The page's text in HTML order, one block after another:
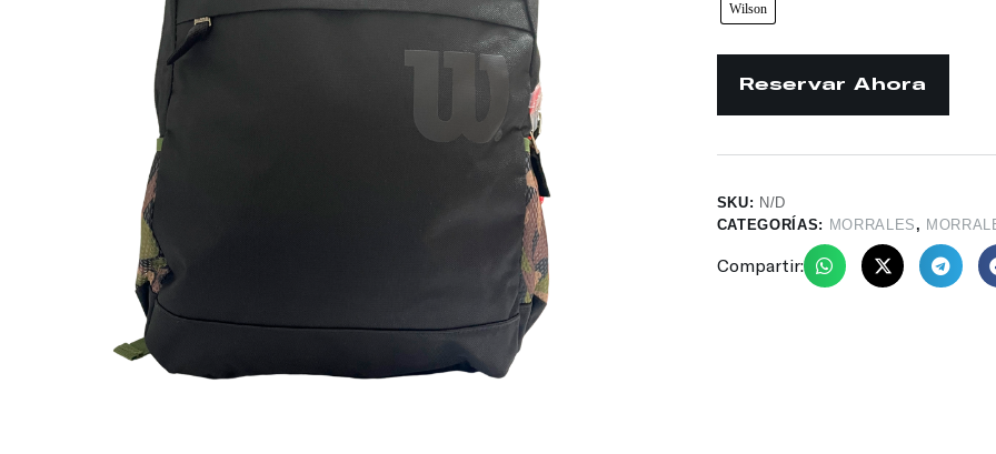
Wilson
SKU: N/D
CATEGORÍAS: MORRALES ,
Compartir: